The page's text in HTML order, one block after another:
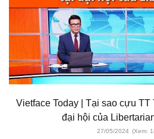
Vietface Today | Tại sao cựu TT
đại hội của
27/05/2024 (Xem: